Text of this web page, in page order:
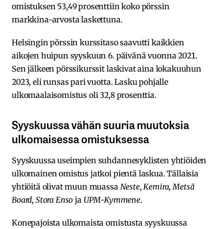
omistuksen 53,49 prosenttiin koko pörssin
markkina-arvosta laskettuna.
Helsingin pörssin kurssitaso saavutti kaikkien
aikojen huipun syyskuun 6. päivänä vuonna 2021.
Sen jälkeen pörssikurssit laskivat aina lokakuuhun
2023, eli runsas pari vuotta. Lasku pohjalle
ulkomaalaisomistus oli 32,8 prosenttia.
Syyskuussa vähän suuria muutoksia
ulkomaisessa omistuksessa
Syyskuussa useimpien suhdannesyklisten yhtiöiden
ulkomainen omistus jatkoi pientä laskua. Tällaisia
yhtiöitä olivat muun muassa Neste, Kemira, Metsä
Board, Stora Enso ja UPM-Kymmene.
Konepajoista ulkomaista omistusta syyskuussa